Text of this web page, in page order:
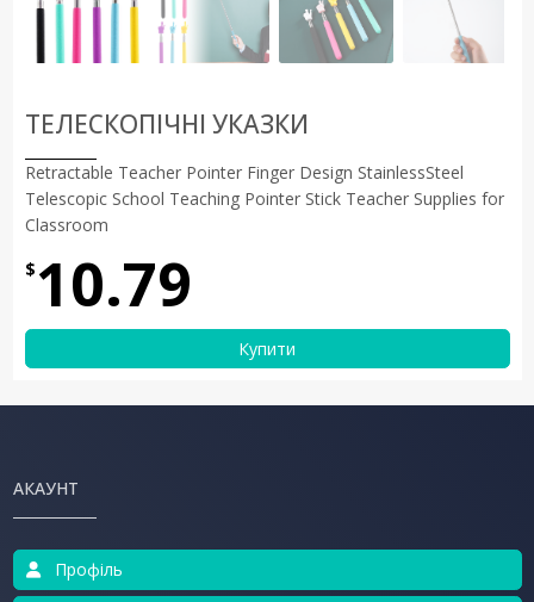
ТЕЛЕСКОПІЧНІ УКАЗКИ
Retractable Teacher Pointer Finger Design StainlessSteel
Telescopic School Teaching Pointer Stick Teacher Supplies for
Classroom
$ 10.79
Купити
АКАУНТ
Профіль